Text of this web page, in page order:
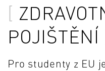
POJIŠTĚNÍ
Pro studenty z EU